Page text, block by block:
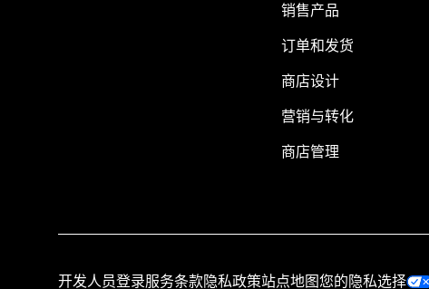
销售产品
订单和发货
商店设计
营销与转化
商店管理
开发人员登录服务条款隐私政策站点地图您的隐私选择